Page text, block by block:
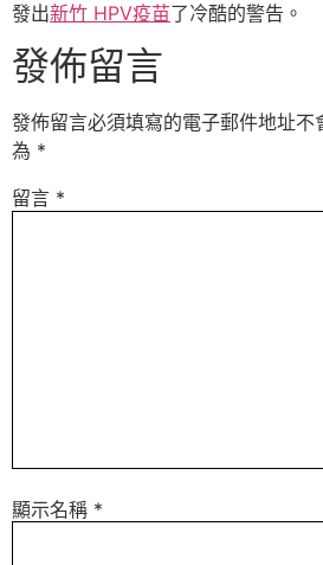
發出新竹 HPV疫苗了冷酷的警告。
發佈留言
發佈留言必須填寫的電子郵件地址不
為 *
留言 *
顯示名稱 *